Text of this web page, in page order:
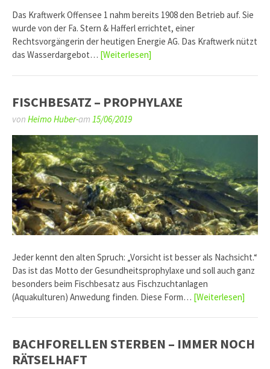
Das Kraftwerk Offensee 1 nahm bereits 1908 den Betrieb auf. Sie
wurde von der Fa. Stern & Hafferl errichtet, einer
Rechtsvorgängerin der heutigen Energie AG. Das Kraftwerk nützt
das Wasserdargebot… [Weiterlesen]
FISCHBESATZ – PROPHYLAXE
von Heimo Huber-am 15/06/2019
Jeder kennt den alten Spruch: „Vorsicht ist besser als Nachsicht.“
Das ist das Motto der Gesundheitsprophylaxe und soll auch ganz
besonders beim Fischbesatz aus Fischzuchtanlagen
(Aquakulturen) Anwedung finden. Diese Form… [Weiterlesen]
BACHFORELLEN STERBEN – IMMER NOCH
RÄTSELHAFT